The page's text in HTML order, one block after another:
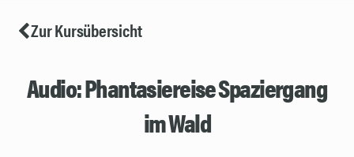
Zur Kursübersicht
Audio: Phantasiereise Spaziergang
im Wald